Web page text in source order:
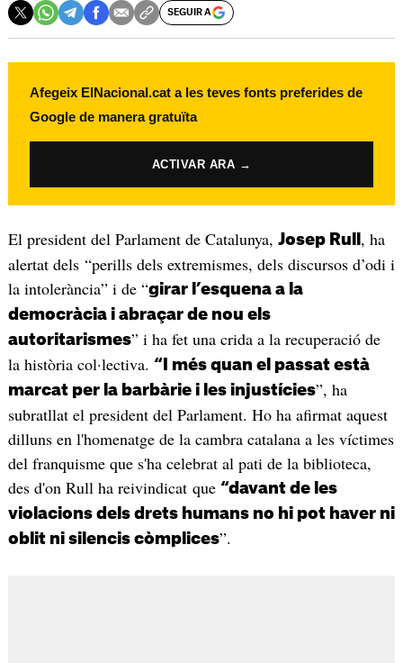
SEGUIR A
Afegeix ElNacional.cat a les teves fonts preferides de
Google de manera gratuïta
ACTIVAR ARA →
El president del Parlament de Catalunya, Josep Rull , ha
alertat dels “perills dels extremismes, dels discursos d’odi i
la intolerància” i de “girar l’esquena a la
democràcia i abraçar de nou els
autoritarismes” i ha fet una crida a la recuperació de
la història col·lectiva. “I més quan el passat està
marcat per la barbàrie i les injustícies”, ha
subratllat el president del Parlament. Ho ha afirmat aquest
dilluns en l'homenatge de la cambra catalana a les víctimes
del franquisme que s'ha celebrat al pati de la biblioteca,
des d'on Rull ha reivindicat que “davant de les
violacions dels drets humans no hi pot haver ni
oblit ni silencis còmplices”.